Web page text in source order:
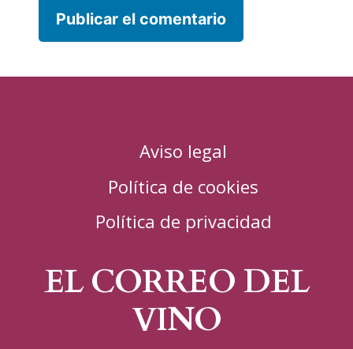
Aviso legal
Política de cookies
Política de privacidad
EL CORREO DEL
VINO